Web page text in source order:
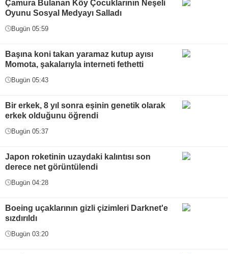
Çamura Bulanan Köy Çocuklarının Neşeli
Oyunu Sosyal Medyayı Salladı
Bugün 05:59
Başına koni takan yaramaz kutup ayısı
Momota, şakalarıyla interneti fethetti
Bugün 05:43
Bir erkek, 8 yıl sonra eşinin genetik olarak
erkek olduğunu öğrendi
Bugün 05:37
Japon roketinin uzaydaki kalıntısı son
derece net görüntülendi
Bugün 04:28
Boeing uçaklarının gizli çizimleri Darknet'e
sızdırıldı
Bugün 03:20